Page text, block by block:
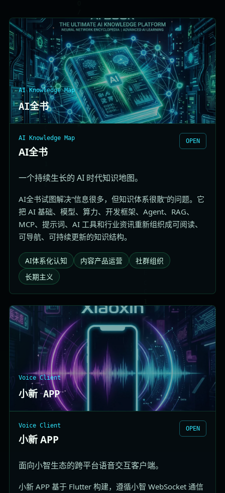
AI Knowledge Map
AI全书
AI Knowledge Map
AI全书
OPEN
一个持续生长的 AI 时代知识地图。
AI全书试图解决“信息很多，但知识体系很散”的问题。它
把 AI 基础、模型、算力、开发框架、Agent、RAG、
MCP、提示词、AI 工具和行业资讯重新组织成可阅读、
可导航、可持续更新的知识结构。
AI体系化认知 内容产品运营
社群组织
长期主义
Voice Client
小新 APP
Voice Client
小新 APP
OPEN
面向小智生态的跨平台语音交互客户端。
小新 APP 基于 Flutter 构建，遵循小智 WebSocket 通信